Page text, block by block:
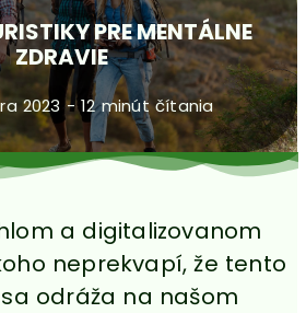
PRE MENTÁLNE
ZDRAVIE
2023 - 12 minút čítania
a digitalizovanom
neprekvapí, že tento
odráža na našom